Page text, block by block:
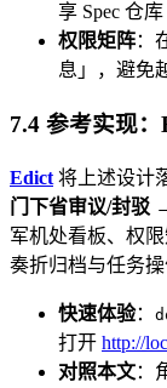
享 Spec 仓
权限矩阵：
息」，避免
7.4 参考实现：
Edict 将上述设计
门下省审议/封驳
军机处看板、权
奏折归档与任务操
快速体验：
打开 http://
对照本文：